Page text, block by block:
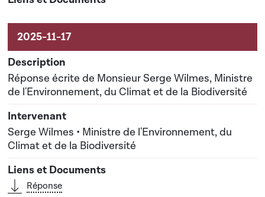
Réponse écrite de Monsieur Serge Wilmes, Ministre
de l'Environnement, du Climat et de la Biodiversité
Serge Wilmes • Ministre de l'Environnement, du
Climat et de la Biodiversité
Réponse